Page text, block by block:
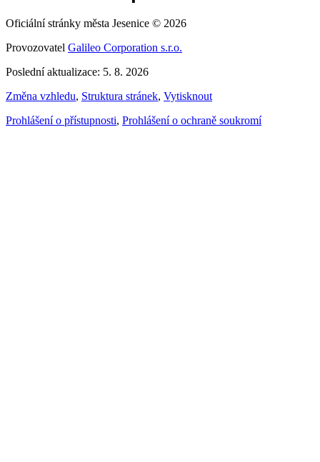
Oficiální stránky města Jesenice © 2026
Provozovatel Galileo Corporation s.r.o.
Poslední aktualizace: 5. 8. 2026
Změna vzhledu, Struktura stránek, Vytisknout
Prohlášení o přístupnosti, Prohlášení o ochraně soukromí